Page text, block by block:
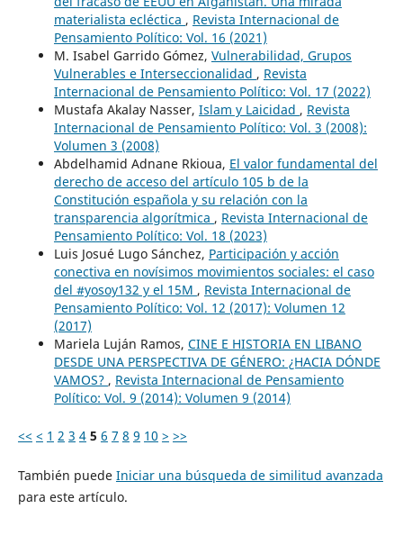
materialista ecléctica , Revista Internacional de
Pensamiento Político: Vol. 16 (2021)
M. Isabel Garrido Gómez, Vulnerabilidad, Grupos
Vulnerables e Interseccionalidad , Revista
Internacional de Pensamiento Político: Vol. 17 (2022)
Mustafa Akalay Nasser, Islam y Laicidad , Revista
Internacional de Pensamiento Político: Vol. 3 (2008):
Volumen 3 (2008)
Abdelhamid Adnane Rkioua, El valor fundamental del
derecho de acceso del artículo 105 b de la
Constitución española y su relación con la
transparencia algorítmica , Revista Internacional de
Pensamiento Político: Vol. 18 (2023)
Luis Josué Lugo Sánchez, Participación y acción
conectiva en novísimos movimientos sociales: el caso
del #yosoy132 y el 15M , Revista Internacional de
Pensamiento Político: Vol. 12 (2017): Volumen 12
(2017)
Mariela Luján Ramos, CINE E HISTORIA EN LIBANO
DESDE UNA PERSPECTIVA DE GÉNERO: ¿HACIA DÓNDE
VAMOS? , Revista Internacional de Pensamiento
Político: Vol. 9 (2014): Volumen 9 (2014)
<< < 1 2 3 4 5 6 7 8 9 10 > >>
También puede Iniciar una búsqueda de similitud avanzada
para este artículo.